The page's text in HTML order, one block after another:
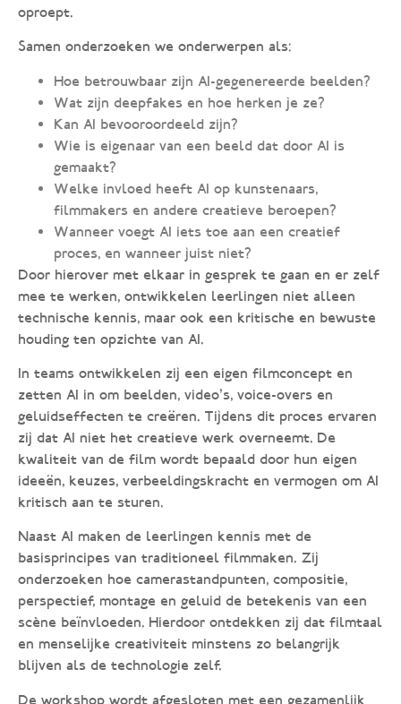
oproept.
Samen onderzoeken we onderwerpen als:
Hoe betrouwbaar zijn AI-gegenereerde beelden?
Wat zijn deepfakes en hoe herken je ze?
Kan AI bevooroordeeld zijn?
Wie is eigenaar van een beeld dat door AI is
gemaakt?
Welke invloed heeft AI op kunstenaars,
filmmakers en andere creatieve beroepen?
Wanneer voegt AI iets toe aan een creatief
proces, en wanneer juist niet?
Door hierover met elkaar in gesprek te gaan en er zelf
mee te werken, ontwikkelen leerlingen niet alleen
technische kennis, maar ook een kritische en bewuste
houding ten opzichte van AI.
In teams ontwikkelen zij een eigen filmconcept en
zetten AI in om beelden, video’s, voice-overs en
geluidseffecten te creëren. Tijdens dit proces ervaren
zij dat AI niet het creatieve werk overneemt. De
kwaliteit van de film wordt bepaald door hun eigen
ideeën, keuzes, verbeeldingskracht en vermogen om AI
kritisch aan te sturen.
Naast AI maken de leerlingen kennis met de
basisprincipes van traditioneel filmmaken. Zij
onderzoeken hoe camerastandpunten, compositie,
perspectief, montage en geluid de betekenis van een
scène beïnvloeden. Hierdoor ontdekken zij dat filmtaal
en menselijke creativiteit minstens zo belangrijk
blijven als de technologie zelf.
De workshop wordt afgesloten met een gezamenlijk